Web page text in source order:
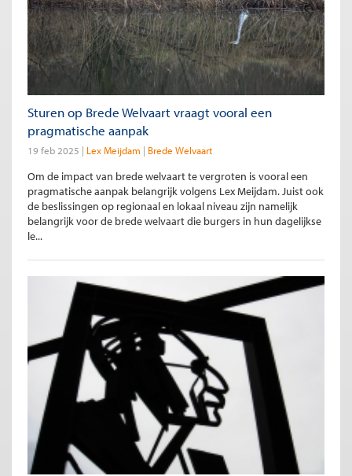
Sturen op Brede Welvaart vraagt vooral een
pragmatische aanpak
19 feb 2025 Lex Meijdam Brede Welvaart
Om de impact van brede welvaart te vergroten is vooral een
pragmatische aanpak belangrijk volgens Lex Meijdam. Juist ook
de beslissingen op regionaal en lokaal niveau zijn namelijk
belangrijk voor de brede welvaart die burgers in hun dagelijkse
le...